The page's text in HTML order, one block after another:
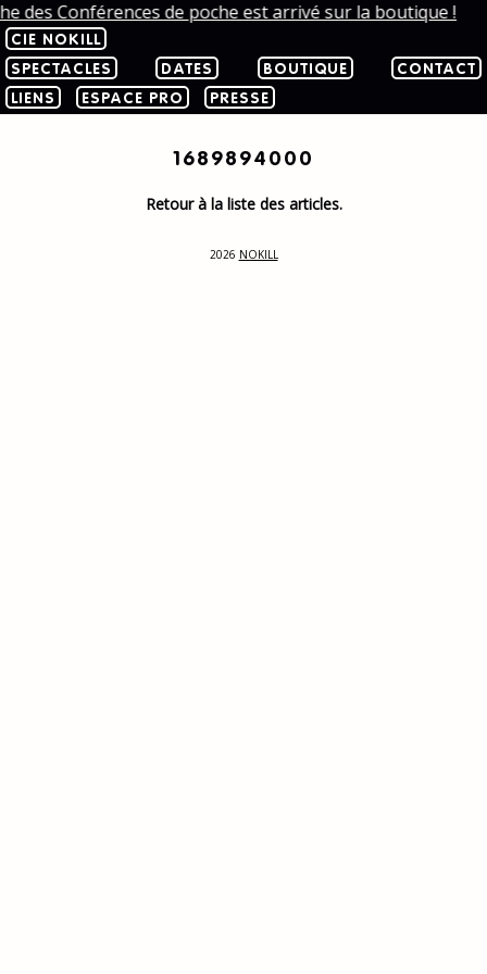
des Conférences de poche est arrivé sur la boutique !
CIE NOKILL
SPECTACLES
DATES BOUTIQUE
CONTACT
LIENS
ESPACE PRO PRESSE
1689894000
Retour à la liste des articles.
2026 NOKILL